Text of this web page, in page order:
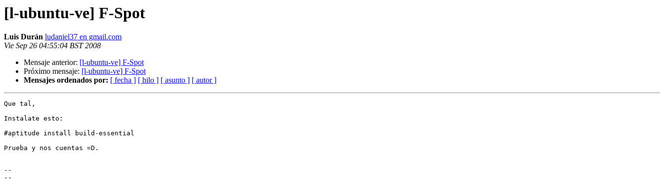
[l-ubuntu-ve] F-Spot
Luis Durán ludaniel37 en gmail.com
Vie Sep 26 04:55:04 BST 2008
Mensaje anterior: [l-ubuntu-ve] F-Spot
Próximo mensaje: [l-ubuntu-ve] F-Spot
Mensajes ordenados por: [ fecha ] [ hilo ] [ asunto ] [ autor ]
Que tal,
Instalate esto:
#aptitude install build-essential
Prueba y nos cuentas =D.
--
--